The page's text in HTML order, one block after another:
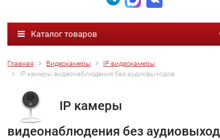
Каталог товаров
Главная Видеокамеры
IP видеокамеры
IP камеры видеонаблюдения без аудиовыходов
IP камеры
видеонаблюдения без